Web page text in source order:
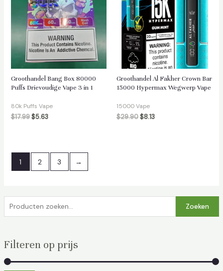
o
k
e
Zoeken
Filteren op prijs
Groothandel Bang Box 80000
Puffs Drievoudige Vape 3 in 1
80k Puffs Vape
$17.99 $5.63
Groothandel Al Fakher Crown Bar
15000 Hypermax Wegwerp Vape
15000 Vape
$29.90$8.13
1 2 3 →